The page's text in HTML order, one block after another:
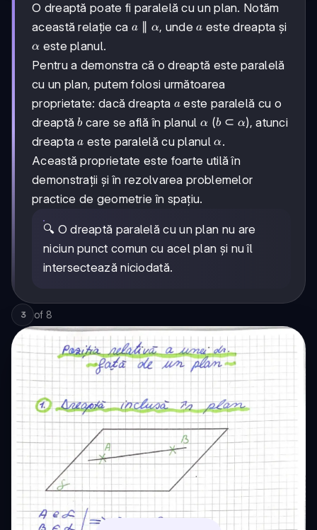
O dreaptă poate fi paralelă cu un plan. Notăm
această relație ca a
a α, undea
a este dreapta și
\alpha
α este planul.
Pentru a demonstra că o dreaptă este paralelă
cu un plan, putem folosi următoarea
proprietate: dacă dreapta a
a este paralelă cu o
dreaptăb
bcare se află în planul \alpha
α (b
\subset
\alpha
b ⊂ α), atunci
dreaptaa
a este paralelă cu planul\alpha
α.
Această proprietate este foarte utilă în
demonstrații și în rezolvarea problemelor
practice de geometrie în spațiu.
🔍 O dreaptă paralelă cu un plan nu are
niciun punct comun cu acel plan și nu îl
intersectează niciodată.
3 of 8